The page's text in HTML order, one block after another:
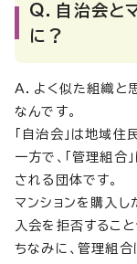
Q．自治会と
に？
A．よく似た組織と
なんです。
「自治会」は地域住
一方で、「管理組合
される団体です。
マンションを購入
入会を拒否すること
ちなみに、管理組